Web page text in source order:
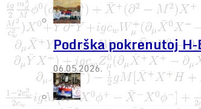
Podrška pokrenutoj
06.05.2026.